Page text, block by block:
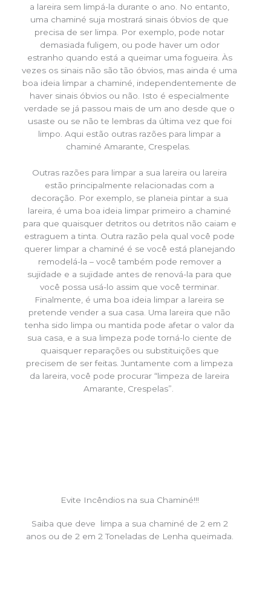
a lareira sem limpá-la durante o ano. No entanto,
uma chaminé suja mostrará sinais óbvios de que
precisa de ser limpa. Por exemplo, pode notar
demasiada fuligem, ou pode haver um odor
estranho quando está a queimar uma fogueira. Às
vezes os sinais não são tão óbvios, mas ainda é uma
boa ideia limpar a chaminé, independentemente de
haver sinais óbvios ou não. Isto é especialmente
verdade se já passou mais de um ano desde que o
usaste ou se não te lembras da última vez que foi
limpo. Aqui estão outras razões para limpar a
chaminé Amarante, Crespelas.
Outras razões para limpar a sua lareira ou lareira
estão principalmente relacionadas com a
decoração. Por exemplo, se planeia pintar a sua
lareira, é uma boa ideia limpar primeiro a chaminé
para que quaisquer detritos ou detritos não caiam e
estraguem a tinta. Outra razão pela qual você pode
querer limpar a chaminé é se você está planejando
remodelá-la – você também pode remover a
sujidade e a sujidade antes de renová-la para que
você possa usá-lo assim que você terminar.
Finalmente, é uma boa ideia limpar a lareira se
pretende vender a sua casa. Uma lareira que não
tenha sido limpa ou mantida pode afetar o valor da
sua casa, e a sua limpeza pode torná-lo ciente de
quaisquer reparações ou substituições que
precisem de ser feitas. Juntamente com a limpeza
da lareira, você pode procurar “limpeza de lareira
Amarante, Crespelas”.
Evite Incêndios na sua Chaminé!!!
Saiba que deve limpa a sua chaminé de 2 em 2
anos ou de 2 em 2 Toneladas de Lenha queimada.